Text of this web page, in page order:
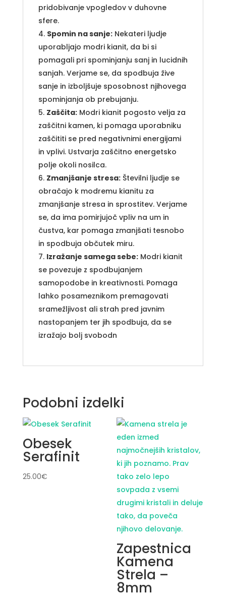
pridobivanje vpogledov v duhovne
sfere.
Spomin na sanje:Nekateri ljudje
uporabljajo modri kianit, da bi si
pomagali pri spominjanju sanj in lucidnih
sanjah. Verjame se, da spodbuja žive
sanje in izboljšuje sposobnost njihovega
spominjanja ob prebujanju.
Zaščita:Modri kianit pogosto velja za
zaščitni kamen, ki pomaga uporabniku
zaščititi se pred negativnimi energijami
in vplivi. Ustvarja zaščitno energetsko
polje okoli nosilca.
Zmanjšanje stresa:Številni ljudje se
obračajo k modremu kianitu za
zmanjšanje stresa in sprostitev. Verjame
se, da ima pomirjujoč vpliv na um in
čustva, kar pomaga zmanjšati tesnobo
in spodbuja občutek miru.
Izražanje samega sebe:Modri kianit
se povezuje z spodbujanjem
samopodobe in kreativnosti. Pomaga
lahko posameznikom premagovati
sramežljivost ali strah pred javnim
nastopanjem ter jih spodbuja, da se
izražajo bolj svobodn
Podobni izdelki
Obesek
Serafinit
25.00€
Zapestnica
Kamena
Strela –
8mm